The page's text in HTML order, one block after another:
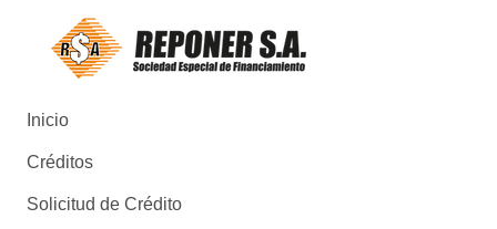
Inicio
Créditos
Solicitud de Crédito